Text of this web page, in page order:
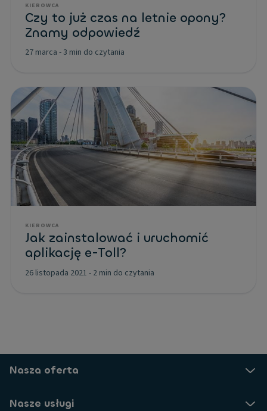
KIEROWCA
Czy to już czas na letnie opony?
Znamy odpowiedź
27 marca -3 min do czytania
KIEROWCA
Jak zainstalować i uruchomić
aplikację e-Toll?
26 listopada 2021 - 2 min do czytania
Nasza oferta
Nasze usługi